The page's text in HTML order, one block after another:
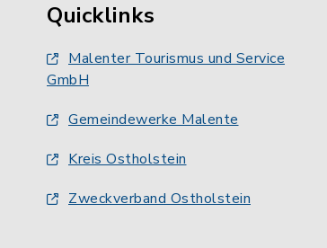
Quicklinks
Malenter Tourismus und Service
GmbH
Gemeindewerke Malente
Kreis Ostholstein
Zweckverband Ostholstein